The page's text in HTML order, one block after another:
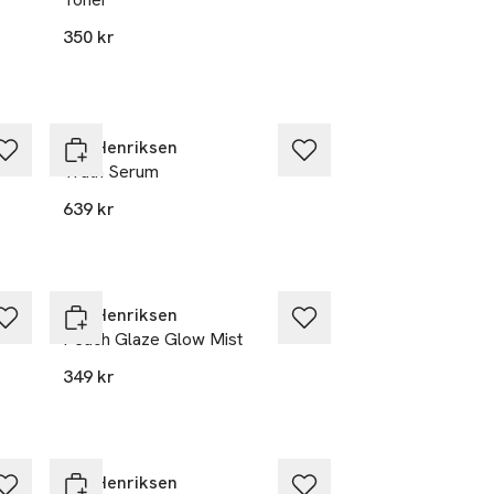
350 kr
Ole Henriksen
Truth Serum
639 kr
Ole Henriksen
Peach Glaze Glow Mist
349 kr
Ole Henriksen